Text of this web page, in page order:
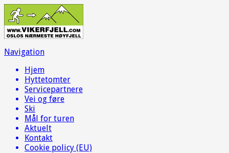
Navigation
Hjem
Hyttetomter
Servicepartnere
Vei og føre
Ski
Mål for turen
Aktuelt
Kontakt
Cookie policy (EU)